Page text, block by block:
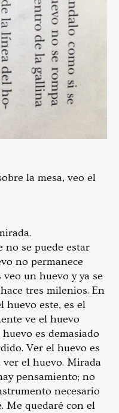
la mesa, veo el
no se puede estar
no permanece
un huevo y ya se
tres milenios. En
huevo este, es el
ve el huevo
es demasiado
Ver el huevo es
el huevo. Mirada
pensamiento; no
necesario
Me quedaré con el